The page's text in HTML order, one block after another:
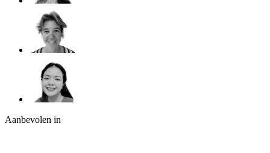
Aanbevolen in